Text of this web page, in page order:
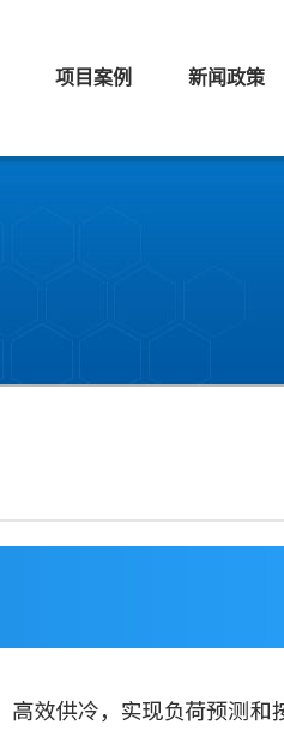
项目案例 新闻政策